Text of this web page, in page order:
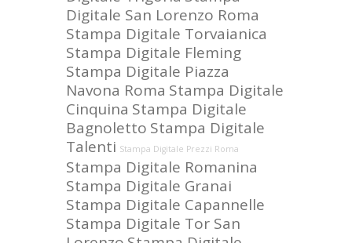
Digitale San Lorenzo Roma
Stampa Digitale Torvaianica
Stampa Digitale Fleming
Stampa Digitale Piazza
Navona Roma Stampa Digitale
Cinquina Stampa Digitale
Bagnoletto Stampa Digitale
Talenti Stampa Digitale Prezzi Roma
Stampa Digitale Romanina
Stampa Digitale Granai
Stampa Digitale Capannelle
Stampa Digitale Tor San